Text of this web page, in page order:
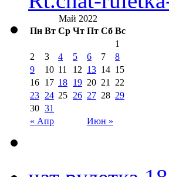
Май 2022
Пн Вт Ср Чт Пт Сб Вс
« Апр Июн »
1
2
3 4 5 6 7
8
9
10 11 12 13 14 15
16 17 18 19 20 21
22
23 24 25 26 27 28 29
30 31